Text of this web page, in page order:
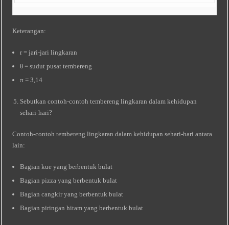
Keterangan:
r = jari-jari lingkaran
θ = sudut pusat tembereng
π = 3,14
Sebutkan contoh-contoh tembereng lingkaran dalam kehidupan
sehari-hari?
Contoh-contoh tembereng lingkaran dalam kehidupan sehari-hari antara
lain:
Bagian kue yang berbentuk bulat
Bagian pizza yang berbentuk bulat
Bagian cangkir yang berbentuk bulat
Bagian piringan hitam yang berbentuk bulat